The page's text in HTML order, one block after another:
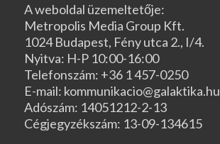
A weboldal üzemeltetője:
Metropolis Media Group Kft.
1024 Budapest, Fény utca 2., I/4.
Nyitva: H-P 10:00-16:00
Telefonszám: +36 1 457-0250
E-mail: kommunikacio@galaktika.hu
Adószám: 14051212-2-13
Cégjegyzékszám: 13-09-134615